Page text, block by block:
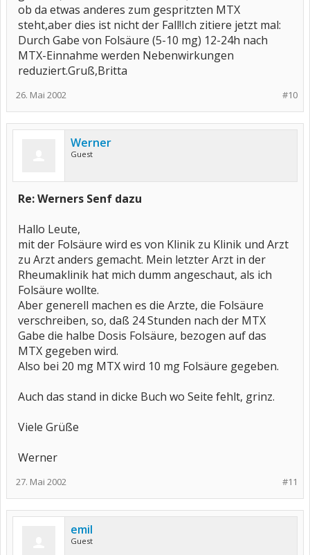
ob da etwas anderes zum gespritzten MTX
steht,aber dies ist nicht der Fall!Ich zitiere jetzt mal:
Durch Gabe von Folsäure (5-10 mg) 12-24h nach
MTX-Einnahme werden Nebenwirkungen
reduziert.Gruß,Britta
#10
26. Mai 2002
Werner
Guest
Re: Werners Senf dazu
Hallo Leute,
mit der Folsäure wird es von Klinik zu Klinik und Arzt
zu Arzt anders gemacht. Mein letzter Arzt in der
Rheumaklinik hat mich dumm angeschaut, als ich
Folsäure wollte.
Aber generell machen es die Arzte, die Folsäure
verschreiben, so, daß 24 Stunden nach der MTX
Gabe die halbe Dosis Folsäure, bezogen auf das
MTX gegeben wird.
Also bei 20 mg MTX wird 10 mg Folsäure gegeben.
Auch das stand in dicke Buch wo Seite fehlt, grinz.
Viele Grüße
Werner
#11
27. Mai 2002
emil
Guest